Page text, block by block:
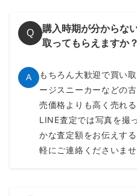
Q
購入時期が分からな
取ってもらえますか？
A
もちろん大歓迎で買い
ージスニーカーなどの
売価格よりも高く売れ
LINE査定では写真を撮
かな査定額をお伝えす
軽にご連絡くださいませ